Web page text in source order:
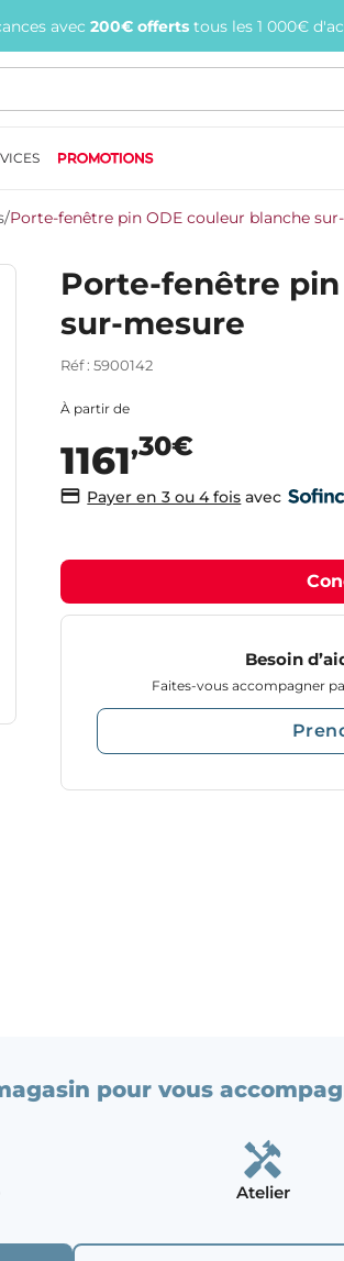
avec 200€ offerts tous les 1 000€
PROMOTIONS
/Porte-fenêtre pin ODE couleur blanche
Porte-fenêtre
sur-mesure
Réf : 5900142
À partir de
1161,30€
Payer en 3 ou 4 fois avec
Besoin
Faites-vous accompagner
pour vous
Atelier